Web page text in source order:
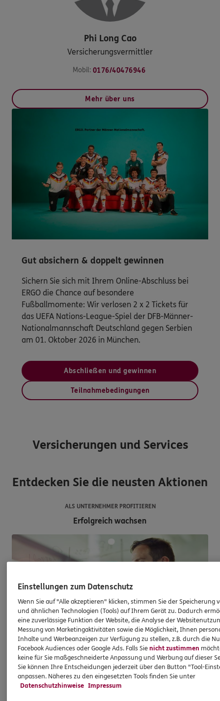
Phi Long Cao
Versicherungsvermittler
Mobil: 0176/40476946
Mehr über uns
Gut absichern & doppelt gewinnen
Sichern Sie sich mit Ihrem Online-Abschluss bei
ERGO die Chance auf besondere
Fußballmomente: Wir verlosen 2 x 2 Tickets für
das UEFA Nations-League-Spiel der DFB-Männer-
Nationalmannschaft Deutschland gegen Serbien
am 01. Oktober 2026 in München.
Abschließen und gewinnen
Teilnahmebedingungen
Versicherungen und Services
Entdecken Sie die neusten Aktionen
ALS UNTERNEHMER PROFITIEREN
Erfolgreich wachsen
Unternehmerpotenzial
Exklusives Wissen erlangen, das Sie weiterbringt
Einstellungen zum Datenschutz
Wenn Sie auf "Alle akzeptieren" klicken, stimmen Sie der Speicherung
und ähnlichen Technologien (Tools) auf Ihrem Gerät zu. Dadurch
eine zuverlässige Funktion der Website, die Analyse der
Messung von Marketingaktivitäten sowie die Möglichkeit, Ihnen
Inhalte und Werbeanzeigen zur Verfügung zu stellen, z.B. durch die
Facebook Audiences oder Google Ads. Falls Sienicht zustimmen
keine für Sie maßgeschneiderte Anpassung und Werbung auf dieser
Sie können Ihre Entscheidungen jederzeit über den Button "Tool-
anpassen. Näheres zu den eingesetzten Tools finden Sie unter
Datenschutzhinweise Impressum